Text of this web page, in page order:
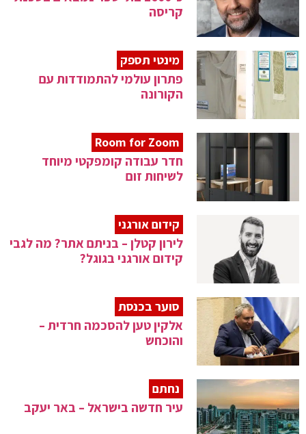
קריסה
מינטי תספק
פתרון עולמי להתמודדות עם
הקורונה
Room for Zoom
חדר עבודה קומפקטי מיוחד
לשיחות זום
קידום אורגני
לירון קטלן – בניתם אתר? מה לגבי
קידום אורגני בגוגל?
סוער בכנסת
אלקין טען להסכמה חרדית –
והוכחש
נחתם
עיר חדשה בישראל – באר יעקב